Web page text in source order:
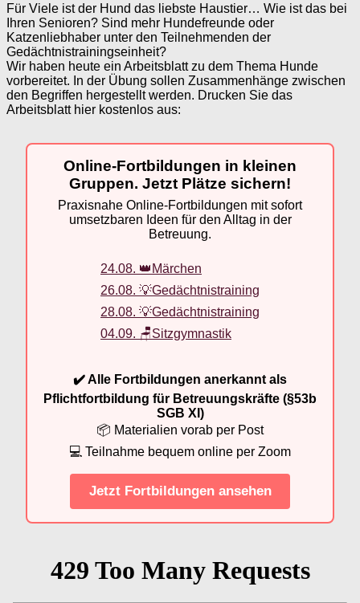
Für Viele ist der Hund das liebste Haustier… Wie ist das bei
Ihren Senioren? Sind mehr Hundefreunde oder
Katzenliebhaber unter den Teilnehmenden der
Gedächtnistrainingseinheit?
Wir haben heute ein Arbeitsblatt zu dem Thema Hunde
vorbereitet. In der Übung sollen Zusammenhänge zwischen
den Begriffen hergestellt werden. Drucken Sie das
Arbeitsblatt hier kostenlos aus:
Online-Fortbildungen in kleinen
Gruppen. Jetzt Plätze sichern!
Praxisnahe Online-Fortbildungen mit sofort
umsetzbaren Ideen für den Alltag in der
Betreuung.
24.08. 👑Märchen
26.08. 💡Gedächtnistraining
28.08. 💡Gedächtnistraining
04.09. 🪑Sitzgymnastik
✔️ Alle Fortbildungen anerkannt als
Pflichtfortbildung für Betreuungskräfte (§53b
SGB XI)
📦 Materialien vorab per Post
💻 Teilnahme bequem online per Zoom
Jetzt Fortbildungen ansehen